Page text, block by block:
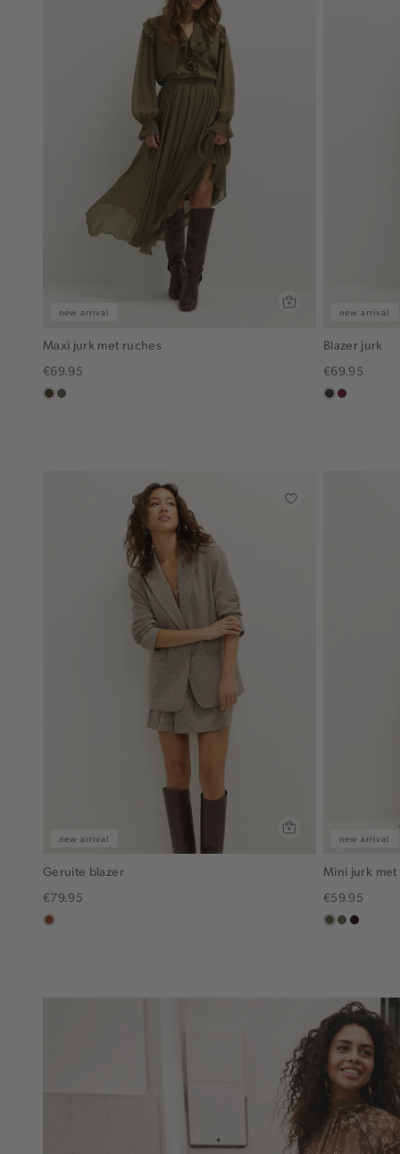
new arrival
Maxi jurk met ruches
€69.95
groen,
middenbruin
new arrival
Blazer jurk
€69.95
chocobordeaux
new arrival
Geruite blazer
€79.95
bruin
new arrival
Mini jurk met
€59.95
groen,bordeaux,